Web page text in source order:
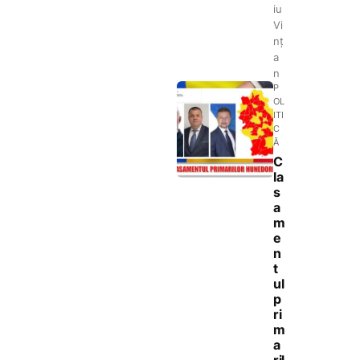
iu
Vi
nț
a
n
P
OL
ITI
C
Ă
C
la
s
a
m
e
n
t
ul
p
ri
m
a